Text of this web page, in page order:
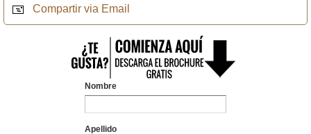
Compartir via Email
Nombre
Apellido